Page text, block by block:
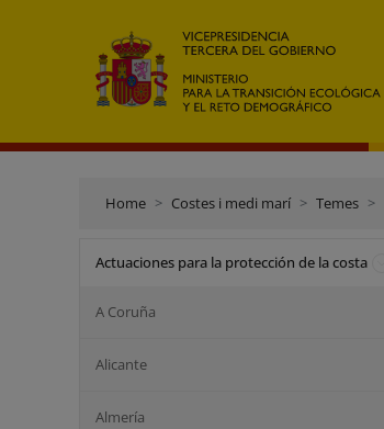
Home Costes i medi marí Temes
Actuaciones para la protección de la costa
A Coruña
Alicante
Almería